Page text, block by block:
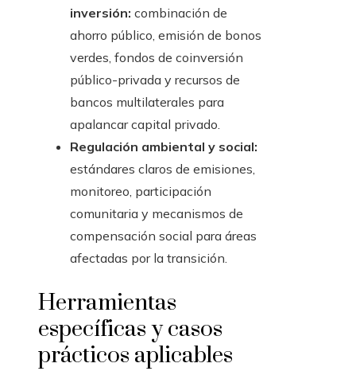
inversión: combinación de
ahorro público, emisión de bonos
verdes, fondos de coinversión
público-privada y recursos de
bancos multilaterales para
apalancar capital privado.
Regulación ambiental y social:
estándares claros de emisiones,
monitoreo, participación
comunitaria y mecanismos de
compensación social para áreas
afectadas por la transición.
Herramientas
específicas y casos
prácticos aplicables